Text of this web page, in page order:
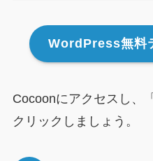
WordPress無料
Cocoonにアクセスし、
クリックしましょう。